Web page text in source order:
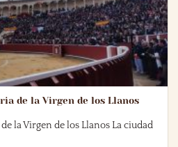
de la Virgen de los Llanos
la Virgen de los Llanos La ciudad